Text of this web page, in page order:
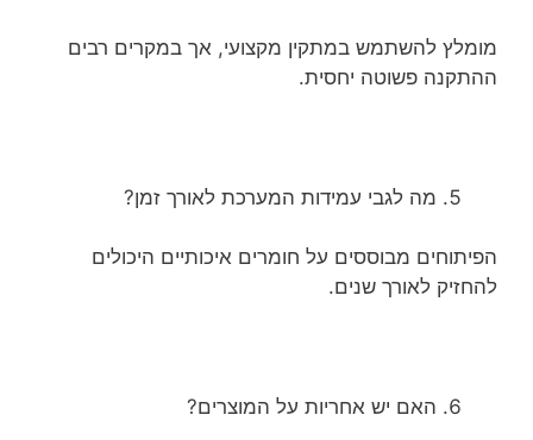
מומלץ להשתמש במתקין מקצועי, אך במקרים רבים
ההתקנה פשוטה יחסית.
מה לגבי עמידות המערכת לאורך זמן?
הפיתוחים מבוססים על חומרים איכותיים היכולים
להחזיק לאורך שנים.
האם יש אחריות על המוצרים?